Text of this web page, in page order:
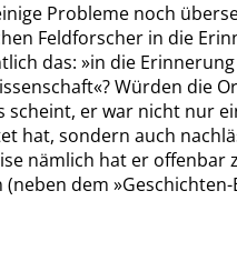
Probleme noch
Feldforscher in die
das: »in die
«? Würden die
scheint, er war nicht nur
hat, sondern auch
nämlich hat er offenbar
(neben dem »